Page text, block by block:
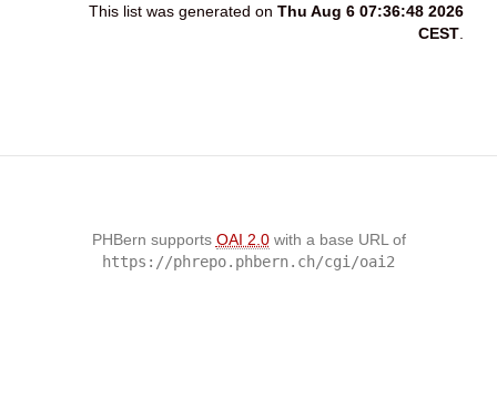
This list was generated on Thu Aug 6 07:36:48 2026
CEST
PHBern supports OAI 2.0with a base URL of
https://phrepo.phbern.ch/cgi/oai2